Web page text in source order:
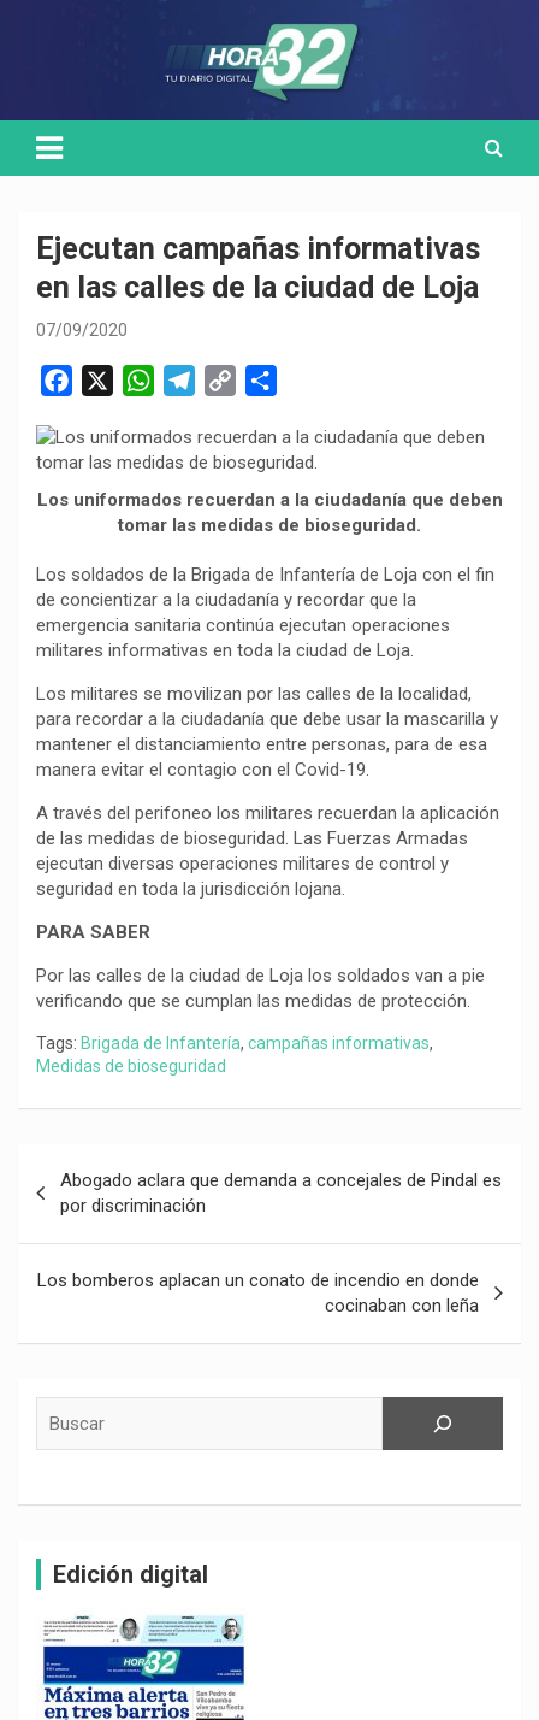
Ejecutan campañas informativas
en las calles de la ciudad de Loja
07/09/2020
c
e
b
o
k
W
a
t
s
A
p
p
l
e
g
r
a
m
p
y
L
i
n
k
m
p
a
r
t
i
r
Los uniformados recuerdan a la ciudadanía que deben
tomar las medidas de bioseguridad.
Los soldados de la Brigada de Infantería de Loja con el fin
de concientizar a la ciudadanía y recordar que la
emergencia sanitaria continúa ejecutan operaciones
militares informativas en toda la ciudad de Loja.
Los militares se movilizan por las calles de la localidad,
para recordar a la ciudadanía que debe usar la mascarilla y
mantener el distanciamiento entre personas, para de esa
manera evitar el contagio con el Covid-19.
A través del perifoneo los militares recuerdan la aplicación
de las medidas de bioseguridad. Las Fuerzas Armadas
ejecutan diversas operaciones militares de control y
seguridad en toda la jurisdicción lojana.
PARA SABER
Por las calles de la ciudad de Loja los soldados van a pie
verificando que se cumplan las medidas de protección.
Tags: Brigada de Infantería, campañas informativas,
Medidas de bioseguridad
de
entradas
Abogado aclara que demanda a concejales de Pindal es
por discriminación
Los bomberos aplacan un conato de incendio en donde
cocinaban con leña
Edición digital